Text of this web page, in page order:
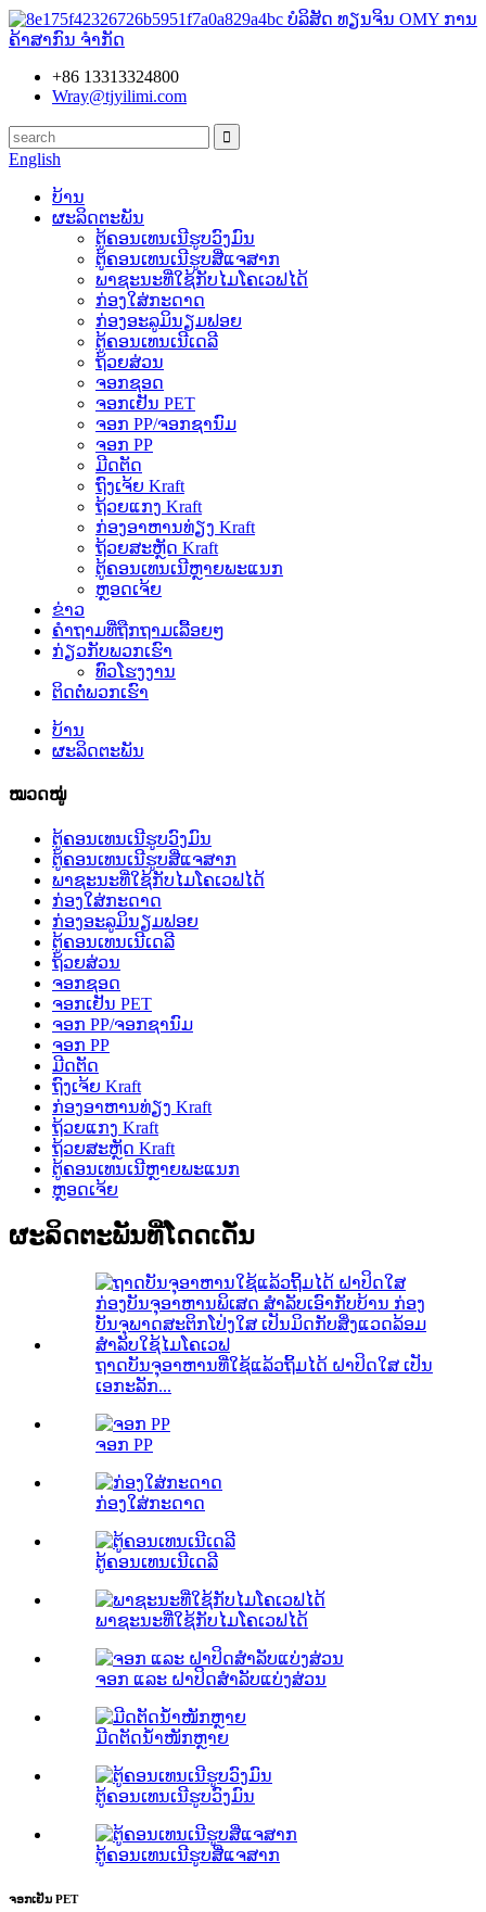
ບໍລິສັດ ທຽນຈິນ OMY ການ
ຄ້າສາກົນ ຈຳກັດ
+86 13313324800
Wray@tjyilimi.com
English
ບ້ານ
ຜະລິດຕະພັນ
ຕູ້ຄອນເທນເນີຮູບວົງມົນ
ຕູ້ຄອນເທນເນີຮູບສີ່ແຈສາກ
ພາຊະນະທີ່ໃຊ້ກັບໄມໂຄເວຟໄດ້
ກ່ອງໃສ່ກະດາດ
ກ່ອງອະລູມິນຽມຟອຍ
ຕູ້ຄອນເທນເນີເດລີ
ຖ້ວຍສ່ວນ
ຈອກຊອດ
ຈອກເຢັນ PET
ຈອກ PP/ຈອກຊານົມ
ຈອກ PP
ມີດຕັດ
ຖົງເຈ້ຍ Kraft
ຖ້ວຍແກງ Kraft
ກ່ອງອາຫານທ່ຽງ Kraft
ຖ້ວຍສະຫຼັດ Kraft
ຕູ້ຄອນເທນເນີຫຼາຍພະແນກ
ຫຼອດເຈ້ຍ
ຂ່າວ
ຄຳຖາມທີ່ຖືກຖາມເລື້ອຍໆ
ກ່ຽວກັບພວກເຮົາ
ທົວໂຮງງານ
ຕິດຕໍ່ພວກເຮົາ
ບ້ານ
ຜະລິດຕະພັນ
ໝວດໝູ່
ຕູ້ຄອນເທນເນີຮູບວົງມົນ
ຕູ້ຄອນເທນເນີຮູບສີ່ແຈສາກ
ພາຊະນະທີ່ໃຊ້ກັບໄມໂຄເວຟໄດ້
ກ່ອງໃສ່ກະດາດ
ກ່ອງອະລູມິນຽມຟອຍ
ຕູ້ຄອນເທນເນີເດລີ
ຖ້ວຍສ່ວນ
ຈອກຊອດ
ຈອກເຢັນ PET
ຈອກ PP/ຈອກຊານົມ
ຈອກ PP
ມີດຕັດ
ຖົງເຈ້ຍ Kraft
ກ່ອງອາຫານທ່ຽງ Kraft
ຖ້ວຍແກງ Kraft
ຖ້ວຍສະຫຼັດ Kraft
ຕູ້ຄອນເທນເນີຫຼາຍພະແນກ
ຫຼອດເຈ້ຍ
ຜະລິດຕະພັນທີ່ໂດດເດັ່ນ
ຖາດບັນຈຸອາຫານທີ່ໃຊ້ແລ້ວຖິ້ມໄດ້ ຝາປິດໃສ ເປັນ
ເອກະລັກ...
ຈອກ PP
ກ່ອງໃສ່ກະດາດ
ຕູ້ຄອນເທນເນີເດລີ
ພາຊະນະທີ່ໃຊ້ກັບໄມໂຄເວຟໄດ້
ຈອກ ແລະ ຝາປິດສຳລັບແບ່ງສ່ວນ
ມີດຕັດນ້ຳໜັກຫຼາຍ
ຕູ້ຄອນເທນເນີຮູບວົງມົນ
ຕູ້ຄອນເທນເນີຮູບສີ່ແຈສາກ
ຈອກເຢັນ PET